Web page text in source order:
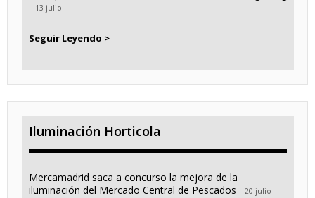
13 julio
Seguir Leyendo >
Iluminación Horticola
Mercamadrid saca a concurso la mejora de la
iluminación del Mercado Central de Pescados
20 julio